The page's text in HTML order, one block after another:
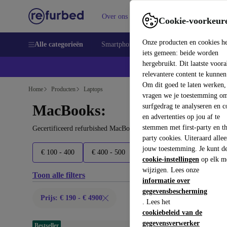
Cookie-
Onze producten en cookies
iets gemeen: beide worden
hergebruikt. Dit laatste
relevantere content te
Om dit goed te laten werken,
vragen we je toestemming
surfgedrag te analyseren en
en advertenties op jou af te
stemmen met first-party en
party cookies. Uiteraard
jouw toestemming. Je kunt
cookie-instellingen op elk
wijzigen. Lees onze
informatie over
gegevensbescherming
. Lees het
cookiebeleid van de
gegevensverwerker
Over ons Verkopen Support
Alle categorieën Smartphones Laptops Tablets
Home Producten Laptops
MacBooks:
Gecertificeerd refurbished MacBooks onder 4900€ – bespaar tot
€ 100 - 400 € 400 - 500 € 500 - 700 € 700 -
Toon alle filters
Prijs: € 190 - € 4900
Bestseller